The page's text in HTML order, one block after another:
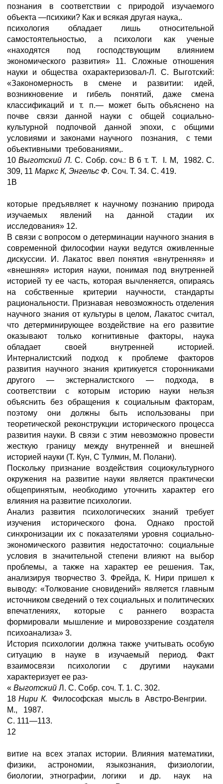
познания в соответствии с природой изучаемого
объекта —психики? Как и всякая другая наука,.
психология обладает лишь относительной
самостоятельностью, а психологи как ученые
«находятся под господствующим влиянием
экономического развития» 11. Сложные отношения
науки и общества охарактеризовал-Л. С. Выготский:
«Закономерность в смене и развитии: идей,
возникновение и гибель понятий, даже смена
классификаций и т. п.— может быть объяснено на
почве связи данной науки с общей социально-
культурной подпочвой данной эпохи, с общими
условиями и законами научного познания, с теми
объективными требованиями,.
10Выготский Л.С. Собр. соч.: В 6 т. Т. I. M, 1982. С.
309, 11 Маркс К, Энгельс Ф. Соч. Т. 34. С. 419.
1В
которые предъявляет к научному познанию природа
изучаемых явлений на данной стадии их
исследования» 12.
В связи с вопросом о детерминации научного знания в
современной философии науки ведутся оживленные
дискуссии. И. Лакатос ввел понятия «внутренняя» и
«внешняя» история науки, понимая под внутренней
историей ту ее часть, которая вычленяется, опираясь
на собственные критерии научности, стандарты
рациональности. Признавая невозможность отделения
научного знания от культуры в целом, Лакатос считал,
что детерминирующее воздействие на его развитие
оказывают только когнитивные факторы, наука
обладает своей внутренней историей.
Интерналистский подход к проблеме факторов
развития научного знания критикуется сторонниками
другого — экстерналистского — подхода, в
соответствии с которым историю науки нельзя
объяснить без обращения к социальным факторам,
поэтому они должны быть использованы при
теоретической реконструкции исторического процесса
развития науки. В связи с этим невозможно провести
жесткую границу между внутренней и внешней
историей науки (Т. Кун, С Тулмин, М. Полани).
Поскольку признание воздействия социокультурного
окружения на развитие науки является практически
общепринятым, необходимо уточнить характер его
влияния на развитие психологии.
Анализ развития психологических знаний требует
изучения исторического фона. Однако простой
синхронизации их с показателями уровня социально-
экономического развития недостаточно: социальные
условия в значительной степени влияют на выбор
проблемы, а также на характер ее решения. Так,
анализируя творчество 3. Фрейда, К. Нири пришел к
выводу: «Толкование сновидений» является главным
источником сведений о тех социальных и политических
впечатлениях, которые с раннего возраста
формировали мышление и мировоззрение создателя
психоанализа» 3.
История психологии должна также учитывать особую
ситуацию в науке в изучаемый период. Факт
взаимосвязи психологии с другими науками
характеризует ее раз-
« Выготский Л. С. Собр. соч. Т. 1. С. 302.
18Нири К. Философская мысль в Австро-Венгрии.
М., 1987.
С. 111—113.
12
витие на всех этапах истории. Влияния математики,
физики, астрономии, языкознания, физиологии,
биологии, этнографии, логики и др. наук на